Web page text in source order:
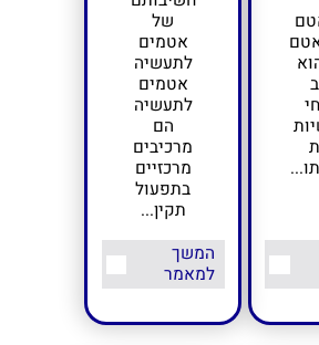
של
אטמים
לתעשיה
אטמים
לתעשיה
הם
מרכיבים
מרכזיים
בתפעול
תקין...
המשך
למאמר